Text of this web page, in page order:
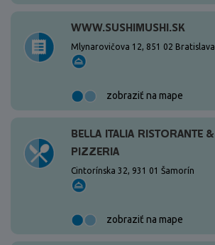
WWW.SUSHIMUSHI.SK
Mlynarovičova 12, 851 02 Bratislava
zobraziť na mape
BELLA ITALIA RISTORANTE &
PIZZERIA
Cintorínska 32, 931 01 Šamorín
zobraziť na mape